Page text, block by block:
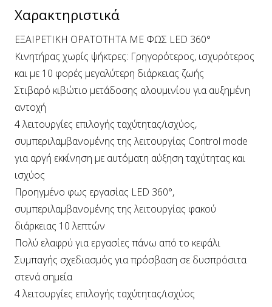
Χαρακτηριστικά
ΕΞΑΙΡΕΤΙΚΗ ΟΡΑΤΟΤΗΤΑ ΜΕ ΦΩΣ LED 360°
Κινητήρας χωρίς ψήκτρες: Γρηγορότερος, ισχυρότερος
και με 10 φορές μεγαλύτερη διάρκειας ζωής
Στιβαρό κιβώτιο μετάδοσης αλουμινίου για αυξημένη
αντοχή
4 λειτουργίες επιλογής ταχύτητας/ισχύος,
συμπεριλαμβανομένης της λειτουργίας Control mode
για αργή εκκίνηση με αυτόματη αύξηση ταχύτητας και
ισχύος
Προηγμένο φως εργασίας LED 360°,
συμπεριλαμβανομένης της λειτουργίας φακού
διάρκειας 10 λεπτών
Πολύ ελαφρύ για εργασίες πάνω από το κεφάλι
Συμπαγής σχεδιασμός για πρόσβαση σε δυσπρόσιτα
στενά σημεία
4 λειτουργίες επιλογής ταχύτητας/ισχύος